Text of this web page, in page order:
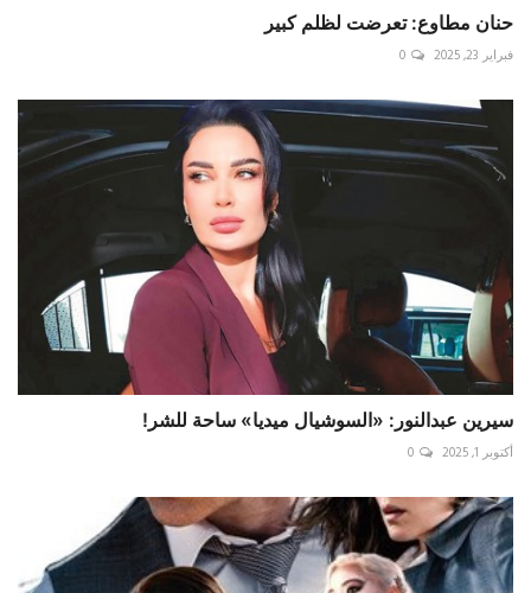
حنان مطاوع: تعرضت لظلم كبير
فبراير 23, 2025 0
سيرين عبدالنور: «السوشيال ميديا» ساحة للشر!
أكتوبر 1, 2025 0